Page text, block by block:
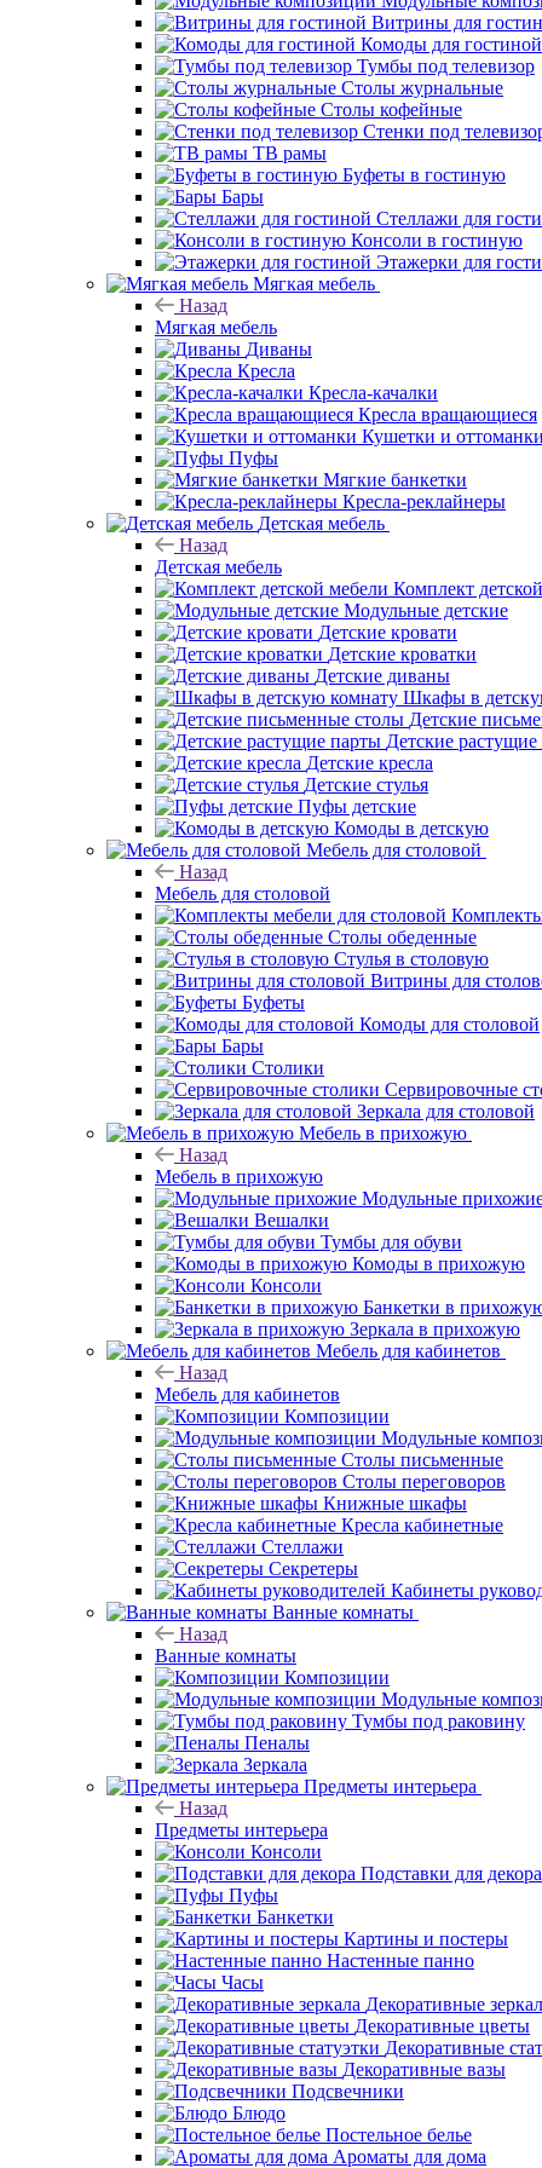
Витрины для
Комоды для гостиной
Тумбы под телевизор
Столы журнальные
Столы кофейные
Стенки под
ТВ рамы
Буфеты в гостиную
Бары
Стеллажи для
Консоли в гостиную
Этажерки для
Мягкая мебель
Назад
Мягкая мебель
Диваны
Кресла
Кресла-качалки
Кресла вращающиеся
Кушетки и оттоманки
Пуфы
Мягкие банкетки
Кресла-реклайнеры
Детская мебель
Назад
Детская мебель
Комплект
Модульные детские
Детские кровати
Детские кроватки
Детские диваны
Шкафы в
Детские
Детские
Детские кресла
Детские стулья
Пуфы детские
Комоды в детскую
Мебель для столовой
Назад
Мебель для столовой
Столы обеденные
Стулья в столовую
Витрины для
Буфеты
Комоды для столовой
Бары
Столики
Сервировочные
Зеркала для столовой
Мебель в прихожую
Назад
Мебель в прихожую
Модульные
Вешалки
Тумбы для обуви
Комоды в прихожую
Консоли
Банкетки в
Зеркала в прихожую
Мебель для кабинетов
Назад
Мебель для кабинетов
Композиции
Модульные
Столы письменные
Столы переговоров
Книжные шкафы
Кресла кабинетные
Стеллажи
Секретеры
Кабинеты
Ванные комнаты
Назад
Ванные комнаты
Композиции
Модульные
Тумбы под раковину
Пеналы
Зеркала
Предметы интерьера
Назад
Предметы интерьера
Консоли
Подставки для декора
Пуфы
Банкетки
Картины и постеры
Настенные панно
Часы
Декоративные
Декоративные цветы
Декоративные
Декоративные вазы
Подсвечники
Блюдо
Постельное белье
Ароматы для дома